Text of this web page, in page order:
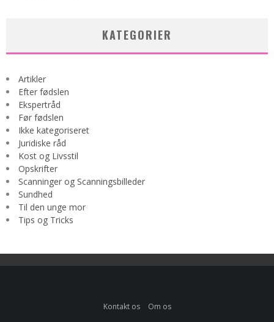
KATEGORIER
Artikler
Efter fødslen
Ekspertråd
Før fødslen
Ikke kategoriseret
Juridiske råd
Kost og Livsstil
Opskrifter
Scanninger og Scanningsbilleder
Sundhed
Til den unge mor
Tips og Tricks
Kontakt os Om os